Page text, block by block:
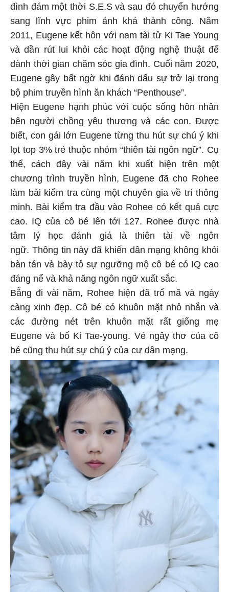
đình đám một thời S.E.S và sau đó chuyển hướng
sang lĩnh vực phim ảnh khá thành công. Năm
2011, Eugene kết hôn với nam tài tử Ki Tae Young
và dần rút lui khỏi các hoạt động nghệ thuật để
dành thời gian chăm sóc gia đình. Cuối năm 2020,
Eugene gây bất ngờ khi đánh dấu sự trở lại trong
bộ phim truyền hình ăn khách “Penthouse”.
Hiện Eugene hạnh phúc với cuộc sống hôn nhân
bên người chồng yêu thương và các con. Được
biết, con gái lớn Eugene từng thu hút sự chú ý khi
lọt top 3% trẻ thuộc nhóm “thiên tài ngôn ngữ”. Cụ
thể, cách đây vài năm khi xuất hiện trên một
chương trình truyền hình, Eugene đã cho Rohee
làm bài kiểm tra cùng một chuyên gia về trí thông
minh. Bài kiểm tra đầu vào Rohee có kết quả cực
cao. IQ của cô bé lên tới 127. Rohee được nhà
tâm lý học đánh giá là thiên tài về ngôn
ngữ. Thông tin này đã khiến dân mạng không khỏi
bàn tán và bày tỏ sự ngưỡng mộ cô bé có IQ cao
đáng nể và khả năng ngôn ngữ xuất sắc.
Bẵng đi vài năm, Rohee hiện đã trổ mã và ngày
càng xinh đẹp. Cô bé có khuôn mặt nhỏ nhắn và
các đường nét trên khuôn mặt rất giống mẹ
Eugene và bố Ki Tae-young. Vẻ ngây thơ của cô
bé cũng thu hút sự chú ý của cư dân mạng.